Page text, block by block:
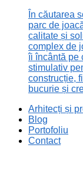
În căutarea
parc de
calitate și
complex de
îi încântă pe
stimulativ
construcție,
bucurie și
Arhitecți și
Blog
Portofoliu
Contact